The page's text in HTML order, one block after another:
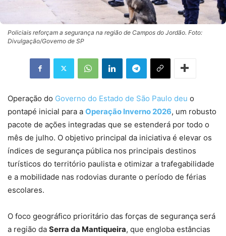
Policiais reforçam a segurança na região de Campos do Jordão. Foto:
Divulgação/Governo de SP
Operação do Governo do Estado de São Paulo deu o
pontapé inicial para a Operação Inverno 2026, um robusto
pacote de ações integradas que se estenderá por todo o
mês de julho. O objetivo principal da iniciativa é elevar os
índices de segurança pública nos principais destinos
turísticos do território paulista e otimizar a trafegabilidade
e a mobilidade nas rodovias durante o período de férias
escolares.
O foco geográfico prioritário das forças de segurança será
a região da Serra da Mantiqueira, que engloba estâncias